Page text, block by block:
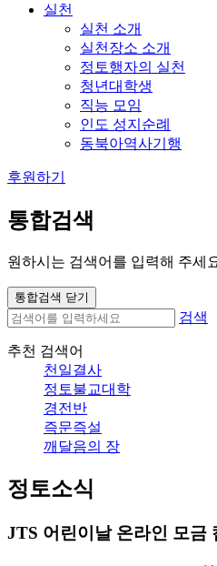
실천
실천 소개
실천장소 소개
정토행자의 실천
청년대학생
직능 모임
인도 성지순례
동북아역사기행
후원하기
통합검색
원하시는 검색어를 입력해 주세
통합검색 닫기
검색
추천 검색어
천일결사
정토불교대학
경전반
즉문즉설
깨달음의 장
정토소식
JTS 어린이날 온라인 모금